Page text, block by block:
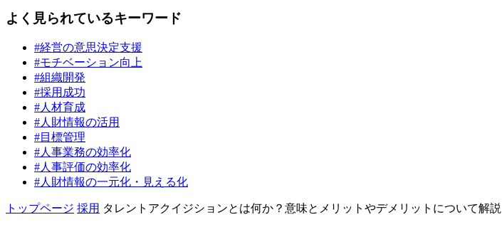
よく見られているキーワード
#経営の意思決定支援
#モチベーション向上
#組織開発
#採用成功
#人材育成
#人財情報の活用
#目標管理
#人事業務の効率化
#人事評価の効率化
#人財情報の一元化・見える化
トップページ 採用 タレントアクイジションとは何か？意味とメリットやデメリットについて解説